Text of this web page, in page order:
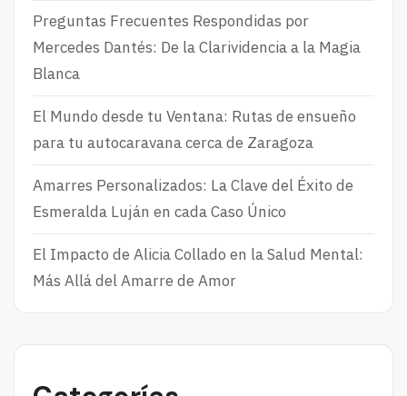
Preguntas Frecuentes Respondidas por
Mercedes Dantés: De la Clarividencia a la Magia
Blanca
El Mundo desde tu Ventana: Rutas de ensueño
para tu autocaravana cerca de Zaragoza
Amarres Personalizados: La Clave del Éxito de
Esmeralda Luján en cada Caso Único
El Impacto de Alicia Collado en la Salud Mental:
Más Allá del Amarre de Amor